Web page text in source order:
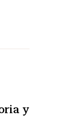
y